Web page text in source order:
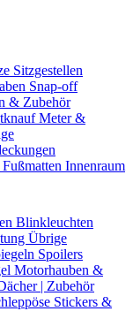
Sitzgestellen
Snap-off
& Zubehör
Meter &
Fußmatten Innenraum
Blinkleuchten
Übrige
Spoilers
Motorhauben &
| Zubehör
Stickers &